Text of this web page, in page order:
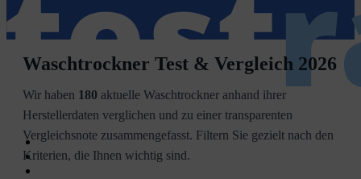
Home
Haushaltsgeräte
Waschtrockner Test & Vergleich 2026
Wir haben 180 aktuelle Waschtrockner anhand ihrer
Herstellerdaten verglichen und zu einer transparenten
Vergleichsnote zusammengefasst. Filtern Sie gezielt nach den
Kriterien, die Ihnen wichtig sind.